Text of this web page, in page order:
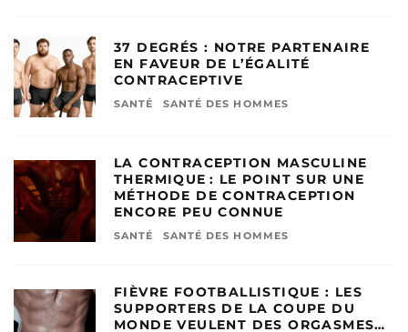
37 DEGRÉS : NOTRE PARTENAIRE
EN FAVEUR DE L’ÉGALITÉ
CONTRACEPTIVE
SANTÉ SANTÉ DES HOMMES
LA CONTRACEPTION MASCULINE
THERMIQUE : LE POINT SUR UNE
MÉTHODE DE CONTRACEPTION
ENCORE PEU CONNUE
SANTÉ SANTÉ DES HOMMES
FIÈVRE FOOTBALLISTIQUE : LES
SUPPORTERS DE LA COUPE DU
MONDE VEULENT DES ORGASMES…